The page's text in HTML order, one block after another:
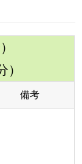
備考